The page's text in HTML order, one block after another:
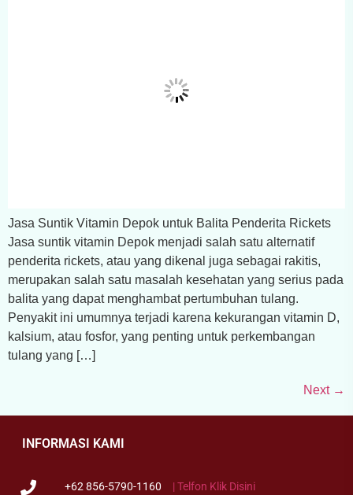
Jasa Suntik Vitamin Depok untuk Balita Penderita Rickets
Jasa suntik vitamin Depok menjadi salah satu alternatif
penderita rickets, atau yang dikenal juga sebagai rakitis,
merupakan salah satu masalah kesehatan yang serius pada
balita yang dapat menghambat pertumbuhan tulang.
Penyakit ini umumnya terjadi karena kekurangan vitamin D,
kalsium, atau fosfor, yang penting untuk perkembangan
tulang yang […]
Next →
INFORMASI KAMI
| Telfon Klik Disini
+62 856-5790-1160